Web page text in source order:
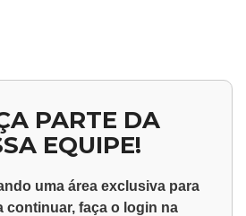
PARTE DA
EQUIPE!
uma área exclusiva para
continuar, faça o login na